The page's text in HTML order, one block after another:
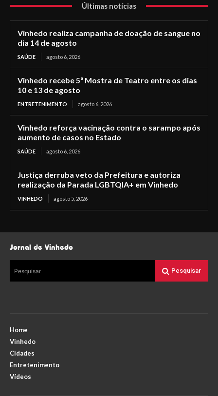
Últimas notícias
Vinhedo realiza campanha de doação de sangue no
dia 14 de agosto
SAÚDE agosto 6, 2026
Vinhedo recebe 5ª Mostra de Teatro entre os dias
10 e 13 de agosto
ENTRETENIMENTO agosto 6, 2026
Vinhedo reforça vacinação contra o sarampo após
aumento de casos no Estado
SAÚDE agosto 6, 2026
Justiça derruba veto da Prefeitura e autoriza
realização da Parada LGBTQIA+ em Vinhedo
VINHEDO agosto 5, 2026
Jornal de Vinhedo
Pesquisar Pesquisar
Home
Vinhedo
Cidades
Entretenimento
Vídeos